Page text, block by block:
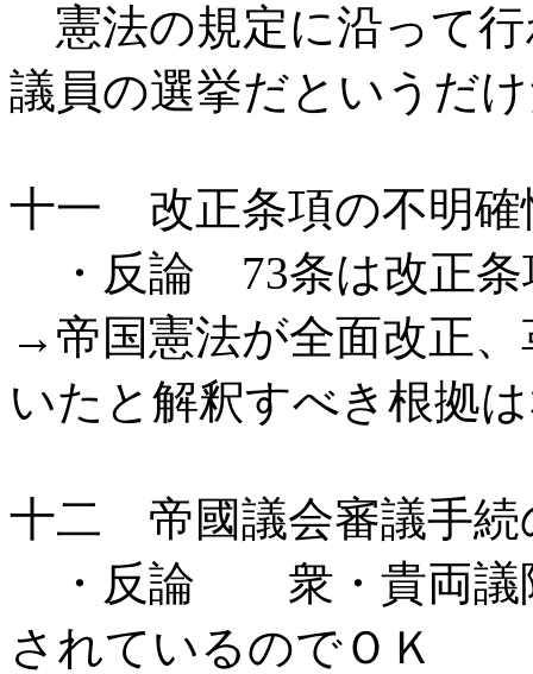
憲法の規定に沿って
議員の選挙だというだ
十一 改正条項の不明確
・反論 73条は改正条
→帝国憲法が全面改正
いたと解釈すべき根拠
十二 帝國議会審議手続
・反論 衆・貴両議院
されているのでＯＫ